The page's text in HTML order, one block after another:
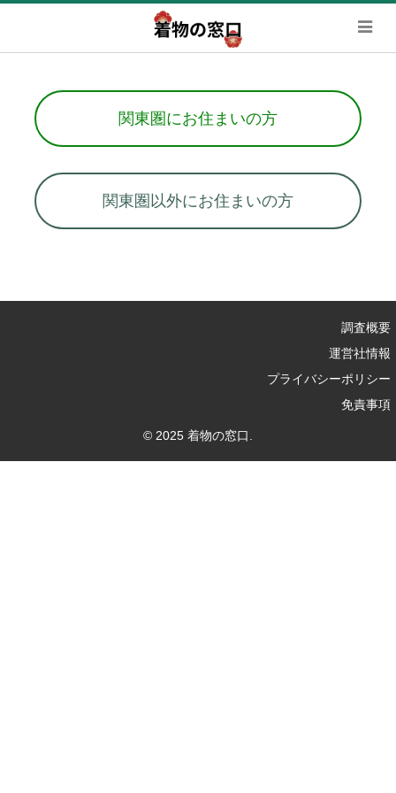
関東圏にお住まいの方
関東圏以外にお住まいの方
調査概要
運営社情報
プライバシーポリシー
免責事項
© 2025 着物の窓口.